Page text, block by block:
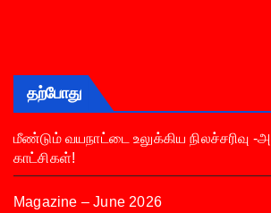
தற்போது
மீண்டும் வயநாட்டை உலுக்கிய நிலச்சரிவு -
காட்சிகள்!
Magazine – June 2026